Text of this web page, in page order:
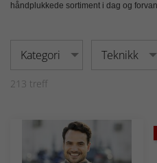
håndplukkede sortiment i dag og
Kategori Teknikk
213 treff